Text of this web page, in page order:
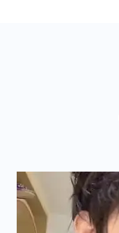
邢颂坦